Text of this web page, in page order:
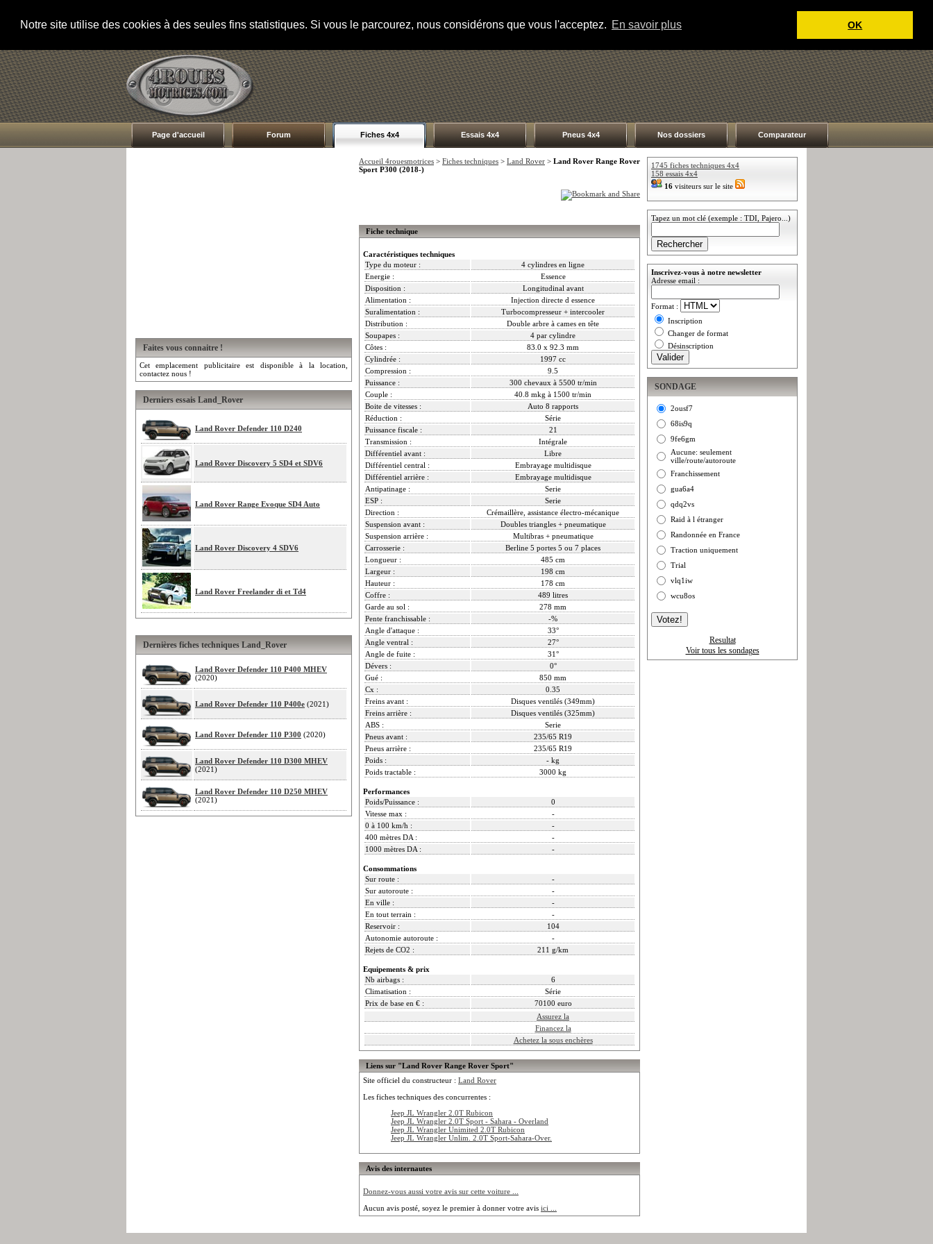
Notre site utilise des cookies à des seules fins statistiques. Si vous le parcourez, nous considérons que vous l'acceptez. En savoir plus OK
Page d'accueil Forum Fiches 4x4 Essais 4x4 Pneus 4x4 Nos dossiers Comparateur
Faites vous connaitre !
Cet emplacement publicitaire est disponible à la location,
contactez nous !
Derniers essais Land_Rover
Land Rover Defender 110 D240
Land Rover Discovery 5 SD4 et SDV6
Land Rover Range Evoque SD4 Auto
Land Rover Discovery 4 SDV6
Land Rover Freelander di et Td4
Dernières fiches techniques Land_Rover
Land Rover Defender 110 P400 MHEV
(2020)
Land Rover Defender 110 P400e (2021)
Land Rover Defender 110 P300 (2020)
Land Rover Defender 110 D300 MHEV
(2021)
Land Rover Defender 110 D250 MHEV
(2021)
Accueil 4rouesmotrices > Fiches techniques > Land Rover > Land Rover Range Rover
Sport P300 (2018-)
Fiche technique
Caractéristiques techniques
Type du moteur :
4 cylindres en ligne
Energie :
Essence
Disposition :
Longitudinal avant
Alimentation :
Injection directe d essence
Suralimentation :
Turbocompresseur + intercooler
Distribution :
Double arbre à cames en tête
Soupapes :
4 par cylindre
Côtes :
83.0 x 92.3 mm
Cylindrée :
1997 cc
Compression :
9.5
Puissance :
300 chevaux à 5500 tr/min
Couple :
40.8 mkg à 1500 tr/min
Boite de vitesses :
Auto 8 rapports
Réduction :
Série
Puissance fiscale :
21
Transmission :
Intégrale
Différentiel avant :
Libre
Différentiel central :
Embrayage multidisque
Différentiel arrière :
Embrayage multidisque
Antipatinage :
Serie
ESP :
Serie
Direction :
Crémaillère, assistance électro-mécanique
Suspension avant :
Doubles triangles + pneumatique
Suspension arrière :
Multibras + pneumatique
Carrosserie :
Berline 5 portes 5 ou 7 places
Longueur :
485 cm
Largeur :
198 cm
Hauteur :
178 cm
Coffre :
489 litres
Garde au sol :
278 mm
Pente franchissable :
-%
Angle d'attaque :
33°
Angle ventral :
27°
Angle de fuite :
31°
Dévers :
0°
Gué :
850 mm
Cx :
0.35
Freins avant :
Disques ventilés (349mm)
Freins arrière :
Disques ventilés (325mm)
ABS :
Serie
Pneus avant :
235/65 R19
Pneus arrière :
235/65 R19
Poids :
- kg
Poids tractable :
3000 kg
Performances
Poids/Puissance :
0
Vitesse max :
-
0 à 100 km/h :
-
400 mètres DA :
-
1000 mètres DA :
-
Consommations
Sur route :
-
Sur autoroute :
-
En ville :
-
En tout terrain :
-
Reservoir :
104
Autonomie autoroute :
-
Rejets de CO2 :
211 g/km
Equipements & prix
Nb airbags :
6
Climatisation :
Série
Prix de base en € :
70100 euro
Assurez la
Financez la
Achetez la sous enchères
Liens sur "Land Rover Range Rover Sport"
Site officiel du constructeur : Land Rover
Les fiches techniques des concurrentes :
Jeep JL Wrangler 2.0T Rubicon
Jeep JL Wrangler 2.0T Sport - Sahara - Overland
Jeep JL Wrangler Unimited 2.0T Rubicon
Jeep JL Wrangler Unlim. 2.0T Sport-Sahara-Over.
Avis des internautes
Donnez-vous aussi votre avis sur cette voiture ...
Aucun avis posté, soyez le premier à donner votre avis ici ...
1745 fiches techniques 4x4
158 essais 4x4
16 visiteurs sur le site
Tapez un mot clé (exemple : TDI, Pajero...)
Inscrivez-vous à notre newsletter
Adresse email :
Format :
Inscription
Changer de format
Désinscription
SONDAGE
2ousf7
68is9q
9fe6gm
Aucune: seulement
ville/route/autoroute
Franchissement
gua6a4
qdq2vs
Raid à l étranger
Randonnée en France
Traction uniquement
Trial
vlq1iw
wcu8os
Resultat
Voir tous les sondages